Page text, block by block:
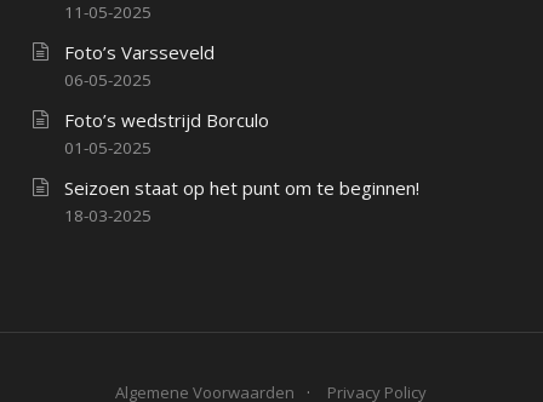
11-05-2025
Foto’s Varsseveld
06-05-2025
Foto’s wedstrijd Borculo
01-05-2025
Seizoen staat op het punt om te beginnen!
18-03-2025
Algemene Voorwaarden Privacy Policy